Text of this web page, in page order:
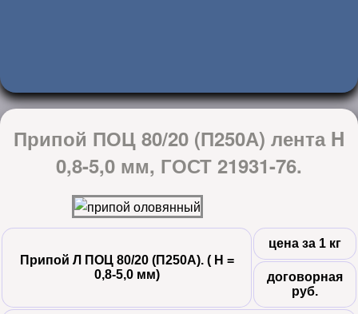
Припой ПОЦ 80/20 (П250А) лента H
0,8-5,0 мм, ГОСТ 21931-76.
Припой Л ПОЦ 80/20 (П250А). ( Н =
0,8-5,0 мм)
цена за 1 кг
договорная
руб.